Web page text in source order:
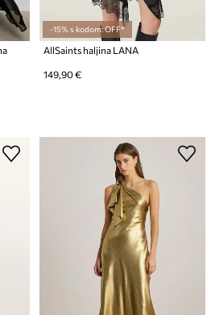
-15% s kodom: OFF*
AllSaints haljina LANA
149,90 €